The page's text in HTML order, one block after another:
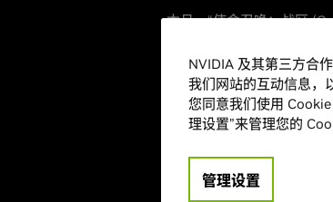
本月，“使命召唤：战区
Shell)”正式加入了 DLSS
多人战术竞技类射击游戏
在游戏中启用 NVIDIA
对玩家而言，只有搭载
NVIDIA 及其第三方合
我们网站的互动信息，
您同意我们使用
理设置”来管理您的
管理设置